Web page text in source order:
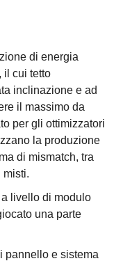
di energia
il cui tetto
inclinazione e ad
il massimo da
per gli ottimizzatori
la produzione
di mismatch, tra
misti.
livello di modulo
una parte
pannello e sistema